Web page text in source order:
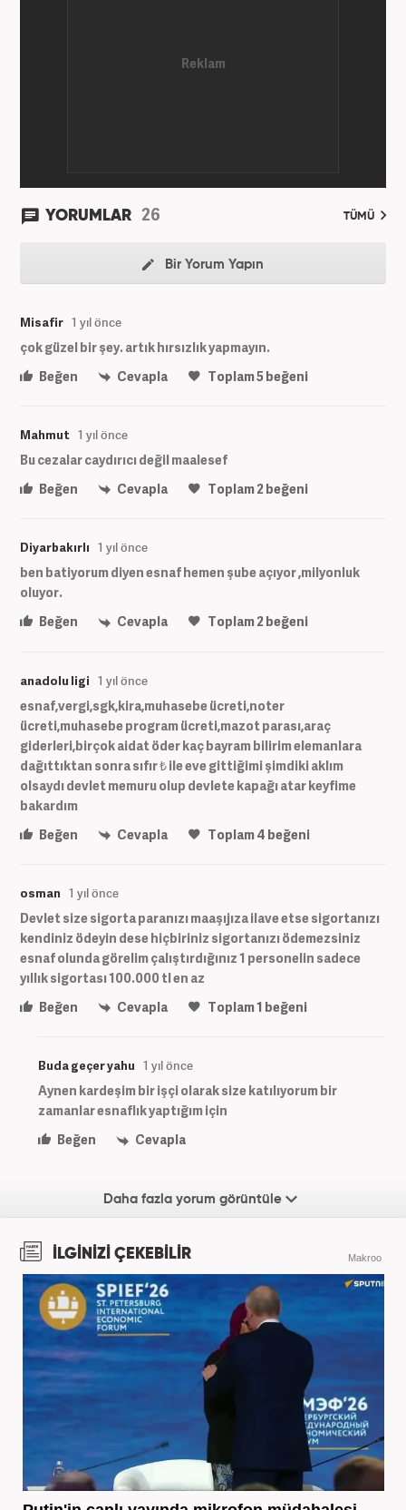
YORUMLAR 26 TÜMÜ
Bir Yorum Yapın
Misafir 1 yıl önce
çok güzel bir şey. artık hırsızlık yapmayın.
Beğen
Cevapla Toplam5beğeni
Mahmut 1 yıl önce
Bu cezalar caydırıcı değil maalesef
Beğen
Cevapla Toplam2beğeni
Diyarbakırlı 1 yıl önce
ben batiyorum diyen esnaf hemen şube açıyor ,milyonluk
oluyor.
Beğen
Cevapla Toplam2beğeni
anadolu ligi 1 yıl önce
esnaf,vergi,sgk,kira,muhasebe ücreti,noter
ücreti,muhasebe program ücreti,mazot parası,araç
giderleri,birçok aidat öder kaç bayram bilirim elemanlara
dağıttıktan sonra sıfır ₺ ile eve gittiğimi şimdiki aklım
olsaydı devlet memuru olup devlete kapağı atar keyfime
bakardım
Beğen
Cevapla Toplam4 beğeni
osman 1 yıl önce
Devlet size sigorta paranızı maaşıjıza ilave etse sigortanızı
kendiniz ödeyin dese hiçbiriniz sigortanızı ödemezsiniz
esnaf olunda görelim çalıştırdığınız 1 personelin sadece
yıllık sigortası 100.000 tl en az
Beğen
Cevapla Toplam1 beğeni
Buda geçer yahu 1 yıl önce
Aynen kardeşim bir işçi olarak size katılıyorum bir
zamanlar esnaflık yaptığım için
Beğen
Cevapla
Daha fazla yorum görüntüle
İLGİNİZİ ÇEKEBİLİR Makroo